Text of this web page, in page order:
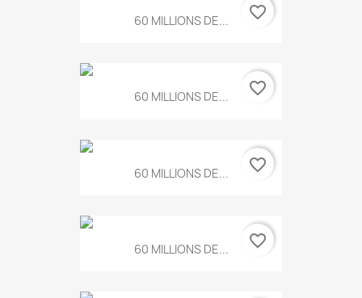
60 MILLIONS DE... favorite_border
60 MILLIONS DE... favorite_border
60 MILLIONS DE... favorite_border
60 MILLIONS DE... favorite_border